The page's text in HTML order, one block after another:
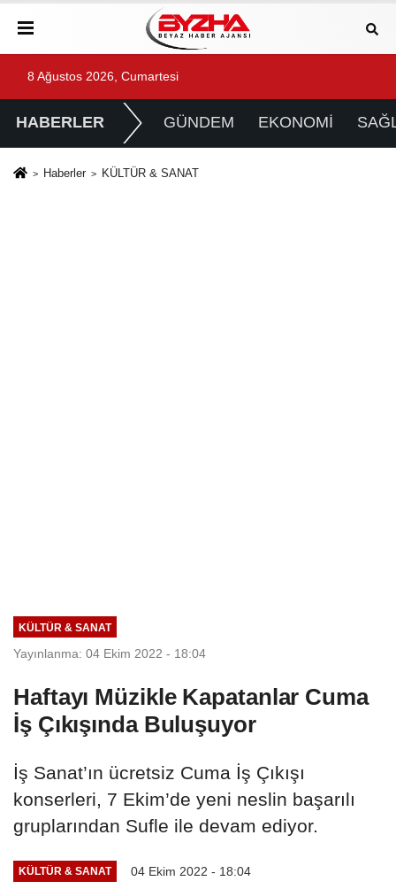
8 Ağustos 2026, Cumartesi
HABERLER GÜNDEM EKONOMİ
Haberler KÜLTÜR & SANAT
KÜLTÜR & SANAT
Yayınlanma: 04 Ekim 2022 - 18:04
Haftayı Müzikle Kapatanlar Cuma
İş Çıkışında Buluşuyor
İş Sanat’ın ücretsiz Cuma İş Çıkışı
konserleri, 7 Ekim’de yeni neslin başarılı
gruplarından Sufle ile devam ediyor.
KÜLTÜR & SANAT 04 Ekim 2022 - 18:04